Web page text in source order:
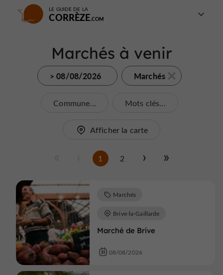
LE GUIDE DE LA
CORRÈZE
Marchés à venir
> 08/08/2026 Marchés
Commune... Mots clés...
Afficher la carte
1 2
Marché de Brive
Marchés
Brive-la-Gaillarde
08/08/2026